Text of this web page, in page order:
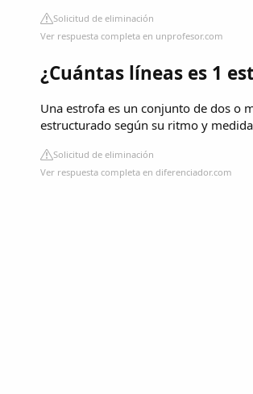
Solicitud de eliminación
Ver respuesta completa en unprofesor.com
¿Cuántas líneas es 1
Una estrofa es un conjunto de dos o
estructurado según su ritmo y
Solicitud de eliminación
Ver respuesta completa en diferenciador.com